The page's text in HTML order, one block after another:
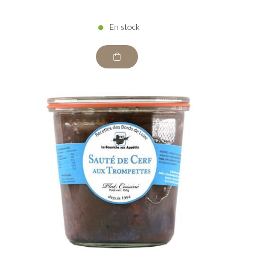
En stock